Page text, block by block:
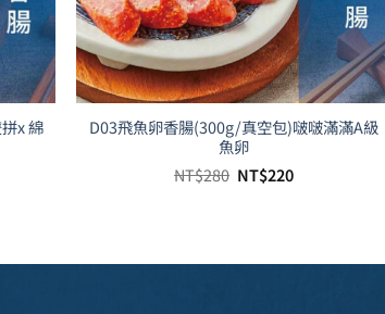
x 綿
D03飛魚卵香腸(300g/真空包)啵啵滿滿A級
魚卵
NT$280 原
NT$220目